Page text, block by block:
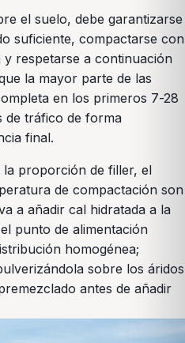
el suelo, debe garantizarse
suficiente, compactarse con
respetarse a continuación
la mayor parte de las
en los primeros 7-28
de tráfico de forma
final.
proporción de filler, el
de compactación son
a añadir cal hidratada a la
punto de alimentación
homogénea;
sobre los áridos
antes de añadir